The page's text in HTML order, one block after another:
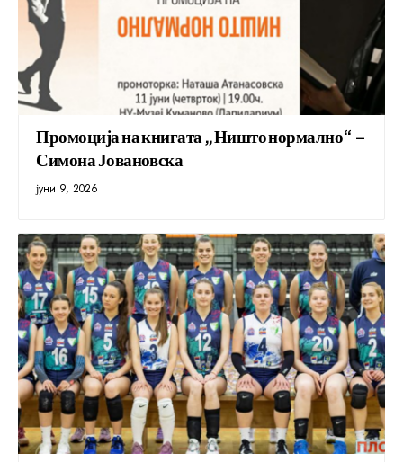
Промоција на книгата „Ништо нормално“ –
Симона Јовановска
јуни 9, 2026